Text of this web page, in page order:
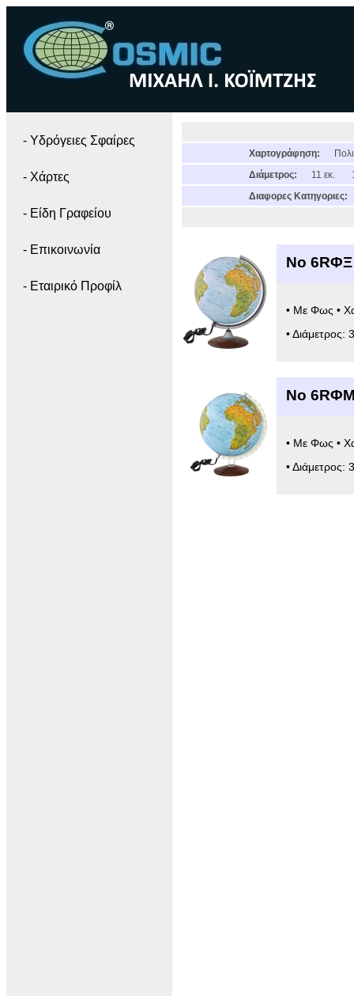
- Yδρόγειες Σφαίρες
- Χάρτες
- Είδη Γραφείου
- Επικοινωνία
- Εταιρικό Προφίλ
Χαρτογράφηση:
Διάμετρος:
11 εκ.
Διαφορες Κατηγοριες:
Νο 6RΦΞ
• Με Φως •
•
Νο
• Με Φως •
•